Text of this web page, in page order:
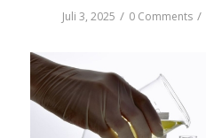
Juli 3, 2025 / 0 Comments /